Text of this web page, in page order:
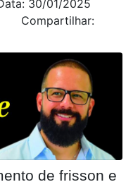
30/01/2025
Compartilhar:
de frisson e